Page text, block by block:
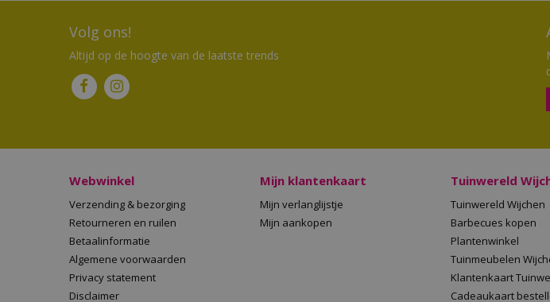
Volg ons!
Altijd op de hoogte van de laatste trends
Webwinkel
Verzending & bezorging
Retourneren en ruilen
Betaalinformatie
Algemene voorwaarden
Privacy statement
Disclaimer
Mijn klantenkaart
Mijn verlanglijstje
Mijn aankopen
Tuinwereld
Tuinwereld Wijchen
Barbecues kopen
Plantenwinkel
Tuinmeubelen
Klantenkaart
Cadeaukaart